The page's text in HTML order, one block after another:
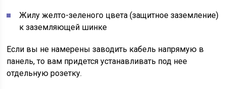
Жилу желто-зеленого цвета (защитное заземление)
к заземляющей шинке
Если вы не намерены заводить кабель напрямую в
панель, то вам придется устанавливать под нее
отдельную розетку.